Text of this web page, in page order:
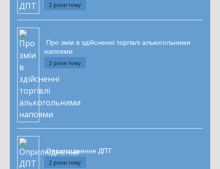
2 роки тому
Про зміи в здійсненні торгівлі алькогольними
напоями
2 роки тому
Оприлюднення ДПТ
2 роки тому